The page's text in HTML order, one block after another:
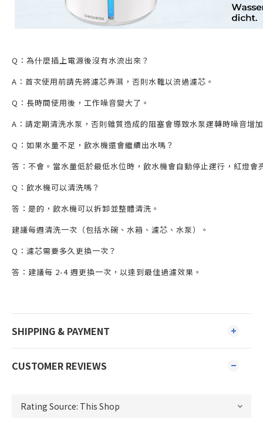
Q：為什麼插上電源後沒有水流出來？
A：首次使用前請先將濾芯弄濕，否則水難以流過濾芯。
Q：長時間使用後，工作噪音變大了。
A：請定期清洗水泵，否則雜質造成的阻塞會導致水泵運轉時噪音增
Q：如果水量不足，飲水機還會繼續出水嗎？
答：不會。當水量低於最低水位時，飲水機會自動停止運行，紅燈會
Q：飲水機可以清洗嗎？
答：是的，飲水機可以拆卸並整體清洗。
建議每週清洗一次（包括水碗、水箱、濾芯、水泵）。
Q：濾芯需要多久更換一次？
答：建議每 2-4 週更換一次，以達到最佳過濾效果。
SHIPPING & PAYMENT
CUSTOMER REVIEWS